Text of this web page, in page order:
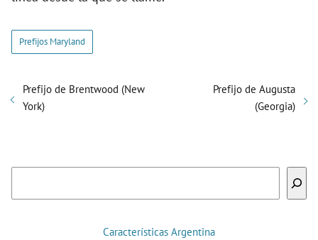
Prefijos Maryland
Prefijo de Brentwood (New
York)
Prefijo de Augusta
(Georgia)
Características Argentina